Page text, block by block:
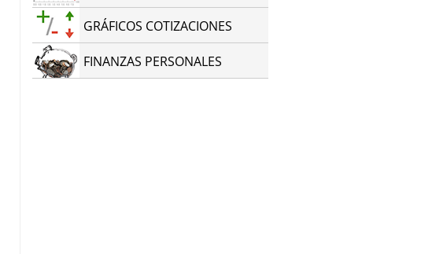
GRÁFICOS COTIZACIONES
FINANZAS PERSONALES